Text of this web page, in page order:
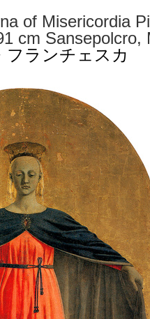
of Misericordia
cm Sansepolcro,
フランチェスカ